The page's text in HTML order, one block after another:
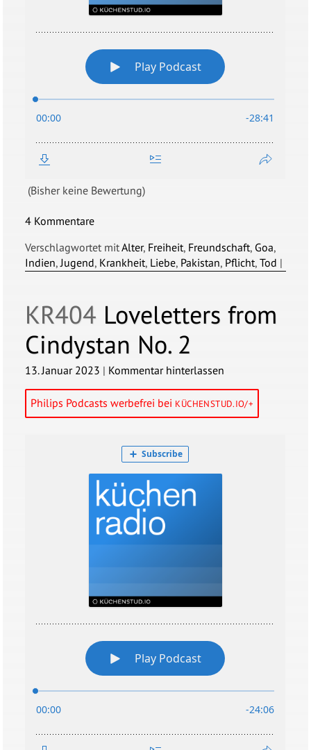
(Bisher keine Bewertung)
4 Kommentare
Verschlagwortet mitAlter, Freiheit, Freundschaft, Goa,
Indien,Jugend, Krankheit, Liebe, Pakistan, Pflicht,Tod |
KR404 Loveletters from
Cindystan No. 2
13. Januar 2023 | Kommentar hinterlassen
Philips Podcasts werbefrei bei KÜCHENSTUD.IO/+